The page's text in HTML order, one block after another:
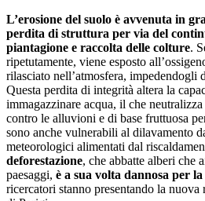
L’erosione del suolo è avvenuta in
perdita di struttura per via del
piantagione e raccolta delle colture.
ripetutamente, viene esposto
rilasciato nell’atmosfera, impedendogli
Questa perdita di integrità altera la
immagazzinare acqua, il che
contro le alluvioni e di base fruttuosa
sono anche vulnerabili al dilavamento
meteorologici alimentati dal
deforestazione, che abbatte alberi che
paesaggi, è a sua volta dannosa per
ricercatori stanno presentando la